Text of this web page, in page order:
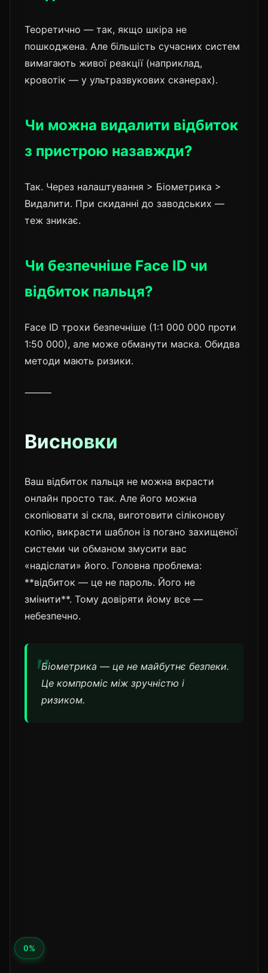
Теоретично — так, якщо шкіра не
пошкоджена. Але більшість сучасних систем
вимагають живої реакції (наприклад,
кровотік — у ультразвукових сканерах).
Чи можна видалити відбиток
з пристрою назавжди?
Так. Через налаштування > Біометрика >
Видалити. При скиданні до заводських —
теж зникає.
Чи безпечніше Face ID чи
відбиток пальця?
Face ID трохи безпечніше (1:1 000 000 проти
1:50 000), але може обманути маска. Обидва
методи мають ризики.
⸻
Висновки
Ваш відбиток пальця не можна вкрасти
онлайн просто так. Але його можна
скопіювати зі скла, виготовити сіліконову
копію, викрасти шаблон із погано захищеної
системи чи обманом змусити вас
«надіслати» його. Головна проблема:
**відбиток — це не пароль. Його не
змінити**. Тому довіряти йому все —
небезпечно.
Біометрика — це не майбутнє безпеки.
Це компроміс між зручністю і
ризиком.